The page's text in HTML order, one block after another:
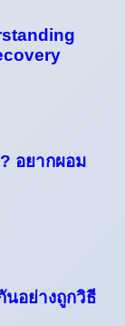
อยากผอม
นอย่างถูกวิธี